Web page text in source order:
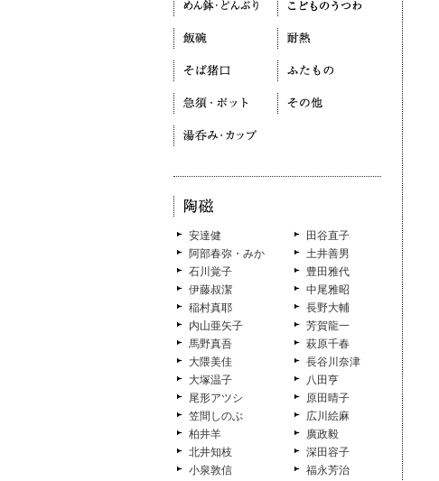
安達健
阿部春弥・みか
石川覚子
伊藤叔潔
稲村真耶
内山亜矢子
馬野真吾
大隈美佳
大塚温子
尾形アツシ
笠間しのぶ
柏井羊
北井知枝
小泉敦信
田谷直子
土井善男
豊田雅代
中尾雅昭
長野大輔
芳賀龍一
萩原千春
長谷川奈津
八田亨
原田晴子
広川絵麻
廣政毅
深田容子
福永芳治